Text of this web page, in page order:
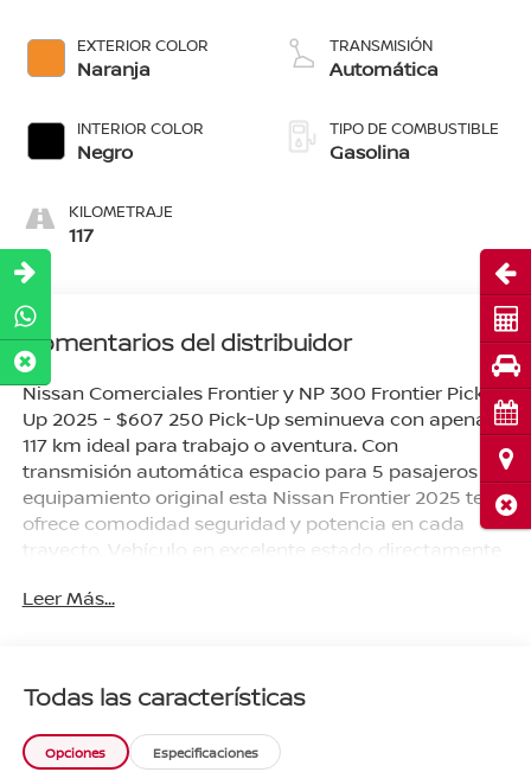
EXTERIOR COLOR
Naranja
INTERIOR COLOR
Negro
KILOMETRAJE
117
TRANSMISIÓN
Automática
TIPO DE COMBUSTIBLE
Gasolina
Comentarios del distribuidor
Nissan Comerciales Frontier y NP 300 Frontier Pick-
Up 2025 - $607 250 Pick-Up seminueva con apenas
117 km ideal para trabajo o aventura. Con
transmisión automática espacio para 5 pasajeros y
equipamiento original esta Nissan Frontier 2025 te
ofrece comodidad seguridad y potencia en cada
trayecto. Vehículo en excelente estado directamente
destacadas: - Año: 2025 - Kilometraje: 117 km -
de agencia: - Accesorios originales incluidos - Todos
los servicios de agencia realizados ¡Agenda hoy tu
prueba de manejo y arranca con planes desde 20%
Leer Más...
Todas las características
Opciones Especificaciones